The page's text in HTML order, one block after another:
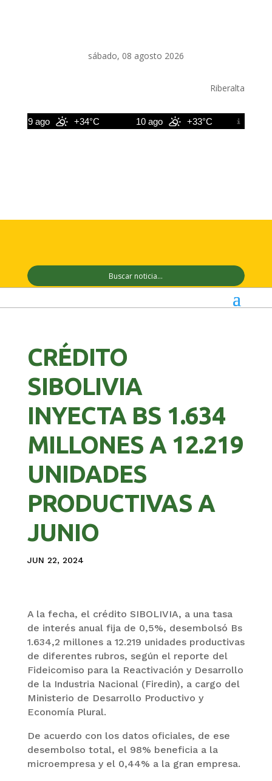
sábado, 08 agosto 2026
Riberalta
9 ago +34°C 10 ago +33°C 11 ago
CRÉDITO
SIBOLIVIA
INYECTA BS 1.634
MILLONES A 12.219
UNIDADES
PRODUCTIVAS A
JUNIO
JUN 22, 2024
A la fecha, el crédito SIBOLIVIA, a una tasa
de interés anual fija de 0,5%, desembolsó Bs
1.634,2 millones a 12.219 unidades productivas
de diferentes rubros, según el reporte del
Fideicomiso para la Reactivación y Desarrollo
de la Industria Nacional (Firedin), a cargo del
Ministerio de Desarrollo Productivo y
Economía Plural.
De acuerdo con los datos oficiales, de ese
desembolso total, el 98% beneficia a la
microempresa y el 0,44% a la gran empresa.